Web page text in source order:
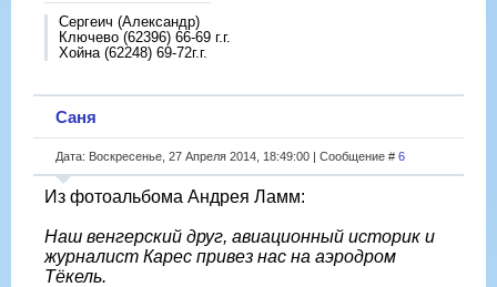
Сергеич (Александр)
Ключево (62396) 66-69 г.г.
Хойна (62248) 69-72г.г.
Саня
Дата: Воскресенье, 27 Апреля 2014, 18:49:00 | Сообщение # 6
Из фотоальбома Андрея Ламм:
Наш венгерский друг, авиационный историк и
журналист Карес привез нас на аэродром
Тёкель.